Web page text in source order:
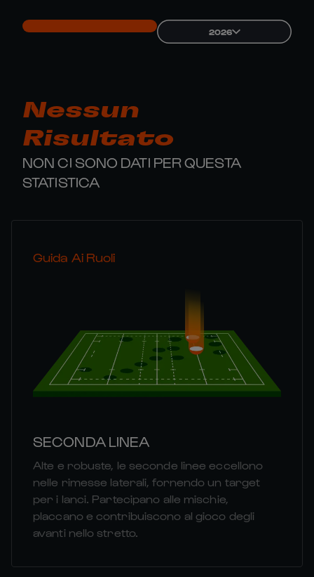
2026
Nessun
Risultato
NON CI SONO DATI PER QUESTA
STATISTICA
Guida Ai Ruoli
SECONDA LINEA
Alte e robuste, le seconde linee eccellono
nelle rimesse laterali, fornendo un target
per i lanci. Partecipano alle mischie,
placcano e contribuiscono al gioco degli
avanti nello stretto.